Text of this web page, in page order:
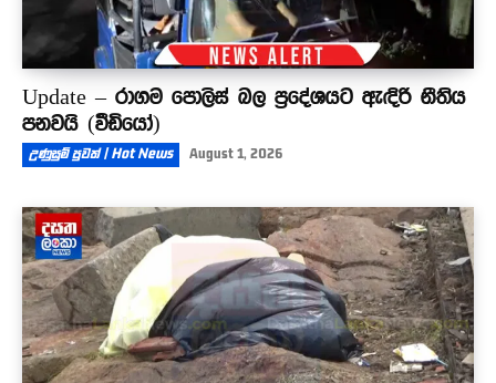
Update – රාගම පොලිස් බල ප්‍රදේශයට ඇඳිරි නීතිය
පනවයි (වීඩියෝ)
උණුසුම් පුවත් | Hot News August 1, 2026